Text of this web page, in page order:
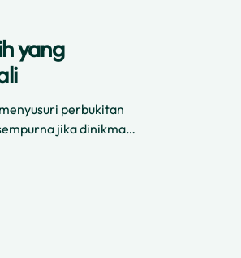
yang
perbukitan
jika dinikmati